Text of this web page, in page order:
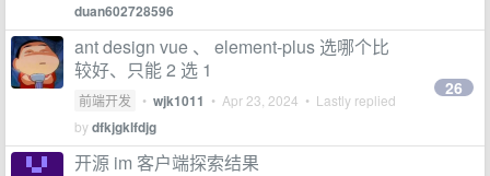
duan602728596
ant design vue 、 element-plus 选哪个比
较好、只能 2 选 1
前端开发 • wjk1011 • Apr 23, 2024 • Lastly replied
bydfkjgklfdjg
26
开源 im 客户端探索结果